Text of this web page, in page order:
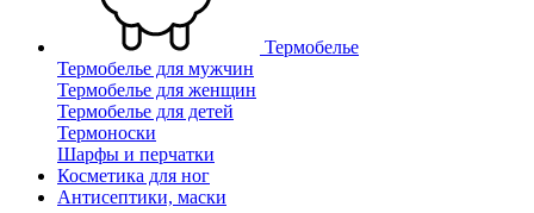
Термобелье
Термобелье для мужчин
Термобелье для женщин
Термобелье для детей
Термоноски
Шарфы и перчатки
Косметика для ног
Антисептики, маски